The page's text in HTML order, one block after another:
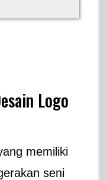
Logo
memiliki
seni